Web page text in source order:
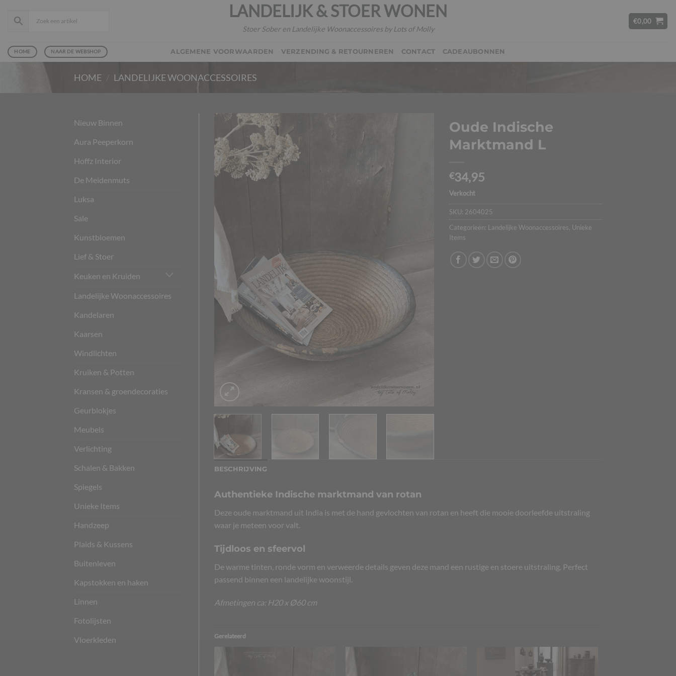
naar
LANDELIJK & STOER WONEN
Stoer Sober en Landelijke Woonaccessoires by Lots of Molly
€0,00
HOME NAAR DE WEBSHOP ALGEMENE VOORWAARDEN VERZENDING & RETOURNEREN CONTACT CADEAUBONNEN
HOME LANDELIJKE WOONACCESSOIRES
Nieuw Binnen
Aura Peeperkorn
Hoffz Interior
De Meidenmuts
Luksa
Sale
Kunstbloemen
Lief & Stoer
Keuken en Kruiden
Landelijke Woonaccessoires
Kandelaren
Kaarsen
Windlichten
Kruiken & Potten
Kransen & groendecoraties
Geurblokjes
Meubels
Verlichting
Schalen & Bakken
Spiegels
Unieke Items
Handzeep
Plaids & Kussens
Buitenleven
Kapstokken en haken
Linnen
Fotolijsten
Vloerkleden
Oude Indische
Marktmand L
€34,95
Verkocht
SKU: 2604025
Categorieën: Landelijke Woonaccessoires, Unieke
Items
BESCHRIJVING
Authentieke Indische marktmand van rotan
Deze oude marktmand uit India is met de hand gevlochten van rotan en heeft die mooie doorleefde uitstraling
waar je meteen voor valt.
Tijdloos en sfeervol
De warme tinten, ronde vorm en verweerde details geven deze mand een rustige en stoere uitstraling. Perfect
passend binnen een landelijke woonstijl.
Afmetingen ca: H20 x Ø60 cm
Gerelateerd